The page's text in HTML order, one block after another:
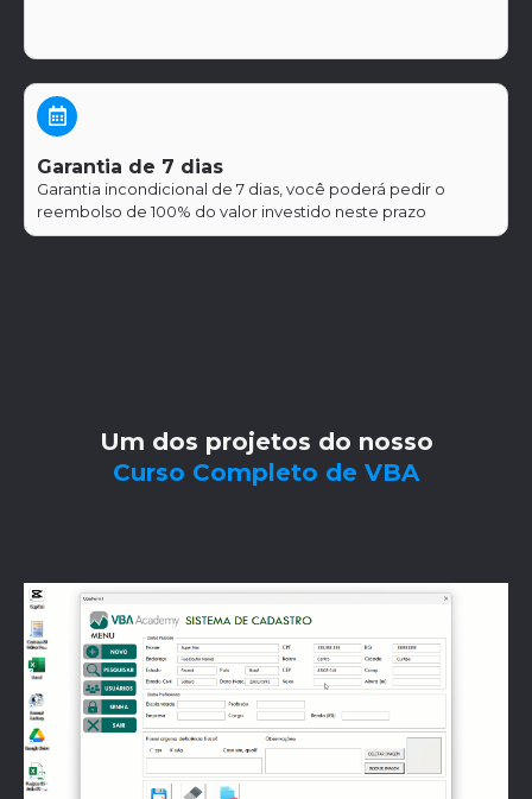
Garantia de 7 dias
Garantia incondicional de 7 dias, você poderá pedir o
reembolso de 100% do valor investido neste prazo
Um dos projetos do nosso
Curso Completo de VBA